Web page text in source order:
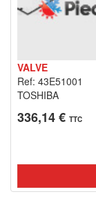
VALVE
Ref: 43E51001
TOSHIBA
336,14 € TTC